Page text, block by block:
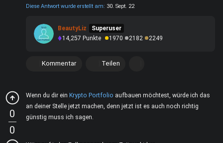
Diese Antwort wurde erstellt am: 30. Sept. 22
BeautyLiz
Superuser
14,257 Punkte 1970 2182 2249
Kommentar Teilen
0
0
Wenn du dir ein Krypto Portfolio aufbauen möchtest, würde ich das
an deiner Stelle jetzt machen, denn jetzt ist es auch noch richtig
günstig muss ich sagen.